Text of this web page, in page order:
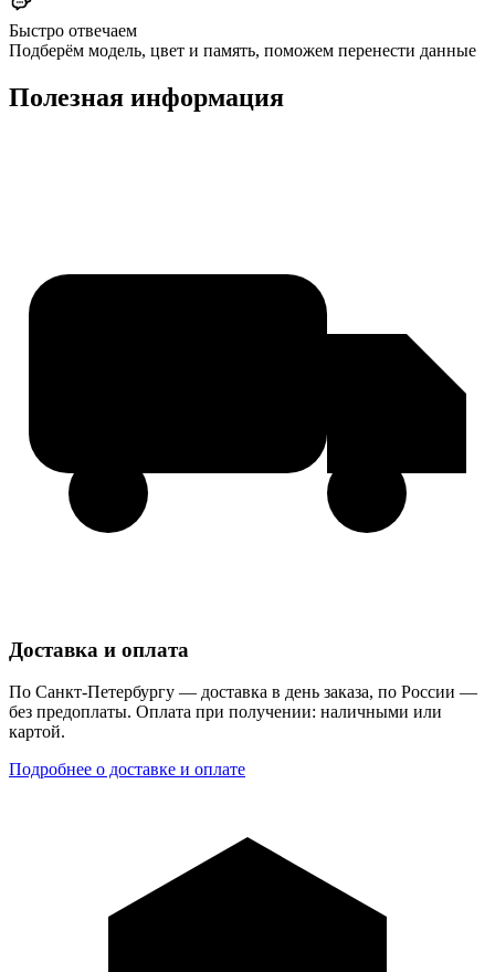
Быстро отвечаем
Подберём модель, цвет и память, поможем перенести данные
Полезная информация
Доставка и оплата
По Санкт-Петербургу — доставка в день заказа, по России —
без предоплаты. Оплата при получении: наличными или
картой.
Подробнее о доставке и оплате